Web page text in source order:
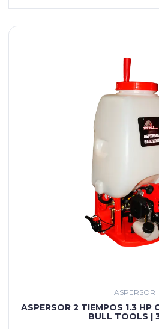
ASPERSOR
ASPERSOR 2 TIEMPOS 1.3 HP
BULL TOOLS |